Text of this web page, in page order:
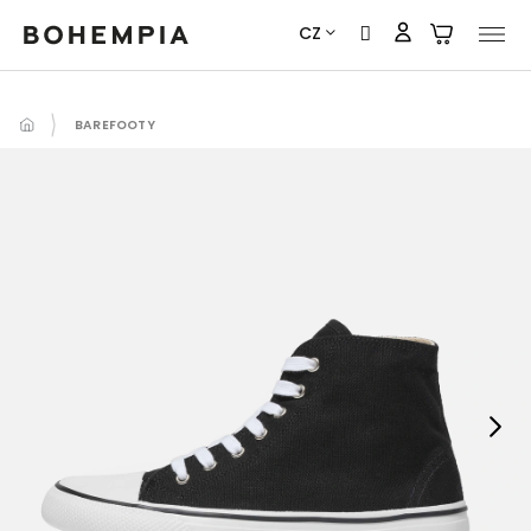
Přejít
obsah
CZ
BAREFOOTY
Next